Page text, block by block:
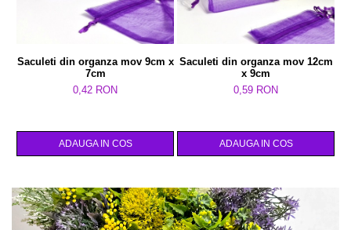
Saculeti din organza mov 9cm x
7cm
0,42 RON
ADAUGA IN COS
Saculeti din organza mov 12cm
x 9cm
0,59 RON
ADAUGA IN COS